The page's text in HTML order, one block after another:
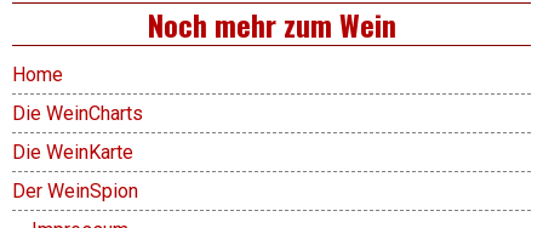
Noch mehr zum Wein
Home
Die WeinCharts
Die WeinKarte
Der WeinSpion